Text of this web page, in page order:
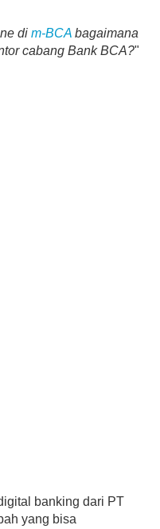
di m-BCA bagaimana
cabang Bank BCA?"
banking dari PT
yang bisa